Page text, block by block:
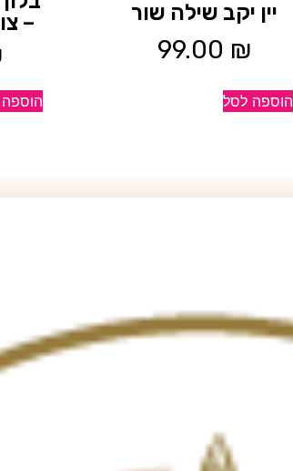
יין יקב שילה שור
99.00 ₪
הוספה לסל
–